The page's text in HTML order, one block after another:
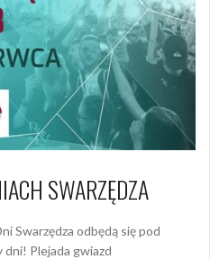
SWARZĘDZA
Swarzędza odbędą się pod
Plejada gwiazd